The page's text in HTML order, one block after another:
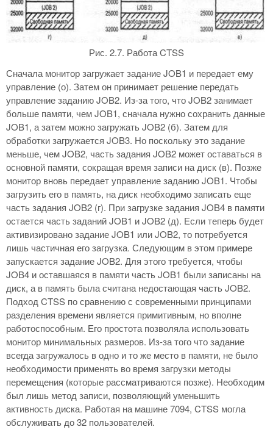
Рис. 2.7. Работа CTSS
Сначала монитор загружает задание JOB1 и передает ему
управление (о). Затем он принимает решение передать
управление заданию JOB2. Из-за того, что JOB2 занимает
больше памяти, чем JOB1, сначала нужно сохранить данные
JOB1, а затем можно загружать JOB2 (б). Затем для
обработки загружается JOB3. Но поскольку это задание
меньше, чем JOB2, часть задания JOB2 может оставаться в
основной памяти, сокращая время записи на диск (в). Позже
монитор вновь передает управление заданию JOB1. Чтобы
загрузить его в память, на диск необходимо записать еще
часть задания JOB2 (г). При загрузке задания JOB4 в памяти
остается часть заданий JOB1 и JOB2 (д). Если теперь будет
активизировано задание JOB1 или JOB2, то потребуется
лишь частичная его загрузка. Следующим в этом примере
запускается задание JOB2. Для этого требуется, чтобы
JOB4 и оставшаяся в памяти часть JOB1 были записаны на
диск, а в память была считана недостающая часть JOB2.
Подход CTSS по сравнению с современными принципами
разделения времени является примитивным, но вполне
работоспособным. Его простота позволяла использовать
монитор минимальных размеров. Из-за того что задание
всегда загружалось в одно и то же место в памяти, не было
необходимости применять во время загрузки методы
перемещения (которые рассматриваются позже). Необходим
был лишь метод записи, позволяющий уменьшить
активность диска. Работая на машине 7094, CTSS могла
обслуживать до 32 пользователей.